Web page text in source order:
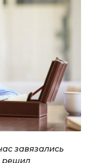
завязались
решил